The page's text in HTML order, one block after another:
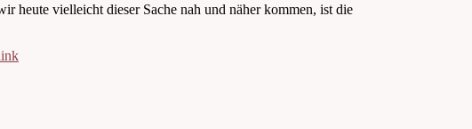
heute vielleicht dieser Sache nah und näher kommen, ist die